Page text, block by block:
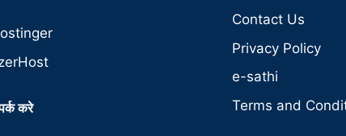
करे
Contact Us
Privacy Policy
e-sathi
Terms and